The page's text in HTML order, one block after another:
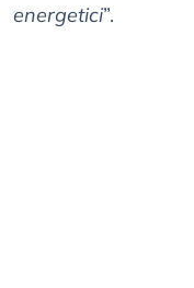
energetici”.